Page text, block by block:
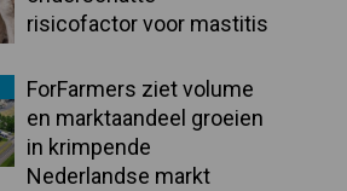
risicofactor voor mastitis
ForFarmers ziet volume
en marktaandeel groeien
in krimpende
Nederlandse markt